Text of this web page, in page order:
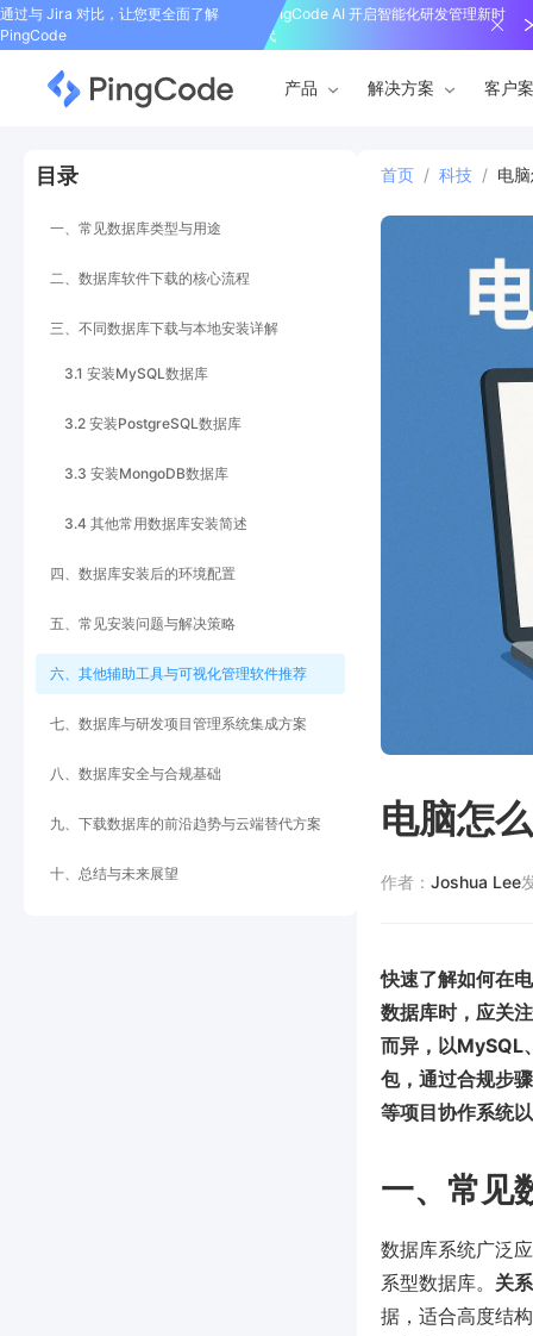
通过与 Jira 对比，让您更全面了解
PingCode
PingCode AI 开启智能化研发管理新时
代
产品 解决方案 客户
目录
一、常见数据库类型与用途
二、数据库软件下载的核心流程
三、不同数据库下载与本地安装详解
3.1 安装MySQL数据库
3.2 安装PostgreSQL数据库
3.3 安装MongoDB数据库
3.4 其他常用数据库安装简述
四、数据库安装后的环境配置
五、常见安装问题与解决策略
六、其他辅助工具与可视化管理软件推荐
七、数据库与研发项目管理系统集成方案
八、数据库安全与合规基础
九、下载数据库的前沿趋势与云端替代方案
十、总结与未来展望
首页 / 科技 / 电
电脑怎
作者： Joshua Lee
快速了解如何在
数据库时，应关
而异，以MySQL
包，通过合规步
等项目协作系统
一、常见
数据库系统广泛
系型数据库。 关
据，适合高度结